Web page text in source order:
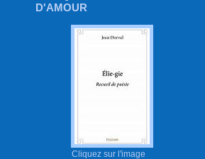
D'AMOUR
Cliquez sur l'image